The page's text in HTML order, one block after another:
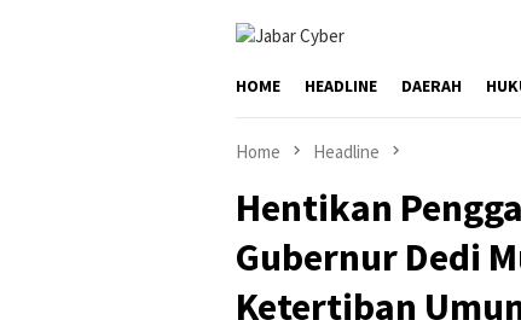
HOME HEADLINE DAERAH
Home Headline
Hentikan
Gubernur Dedi
Ketertiban